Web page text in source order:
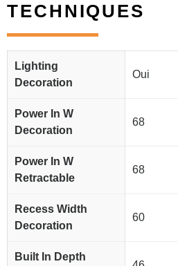
TECHNIQUES
Lighting
Decoration
Oui
Power In W
Decoration
68
Power In W
Retractable
68
Recess Width
Decoration
60
Built In Depth